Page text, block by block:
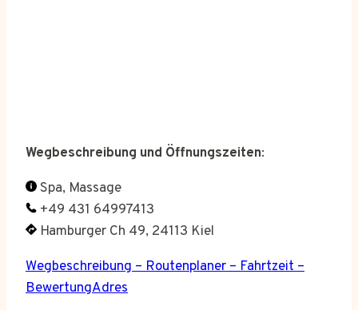
Wegbeschreibung und Öffnungszeiten:
Spa, Massage
+49 431 64997413
Hamburger Ch 49, 24113 Kiel
Wegbeschreibung – Routenplaner – Fahrtzeit –
BewertungAdres